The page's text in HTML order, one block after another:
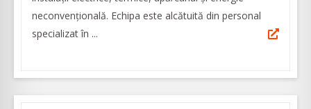
neconvențională. Echipa este alcătuită din personal
specializat în ...